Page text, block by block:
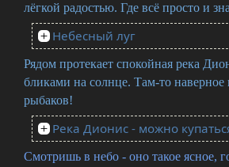
лёгкой радостью. Где всё просто и
Небесный луг
Рядом протекает спокойная река
бликами на солнце. Там-то наверное
рыбаков!
Река Дионис - можно
Смотришь в небо - оно такое ясное,